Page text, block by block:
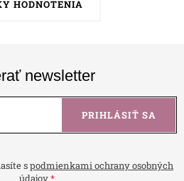
HODNOTENIA
newsletter
spodmienkami ochrany osobných
údajov
PRIHLÁSIŤ SA